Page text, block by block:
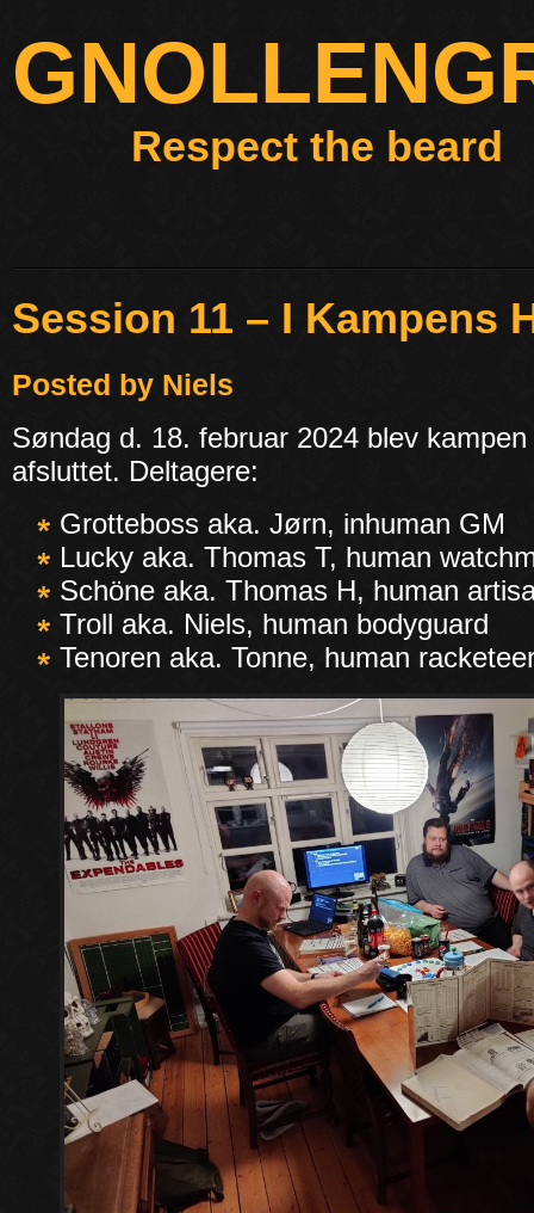
Respect the beard
Session 11 – I Kampens
Posted by Niels
Søndag d. 18. februar 2024 blev
afsluttet. Deltagere:
Grotteboss aka. Jørn, inhuman GM
Lucky aka. Thomas T, human
Schöne aka. Thomas H, human
Troll aka. Niels, human bodyguard
Tenoren aka. Tonne, human